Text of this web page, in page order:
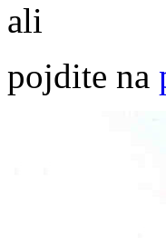
ali
pojdite na